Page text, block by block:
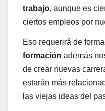
trabajo, aunque es
ciertos empleos por
Eso requerirá de
formación además
de crear nuevas
estarán más
las viejas ideas del